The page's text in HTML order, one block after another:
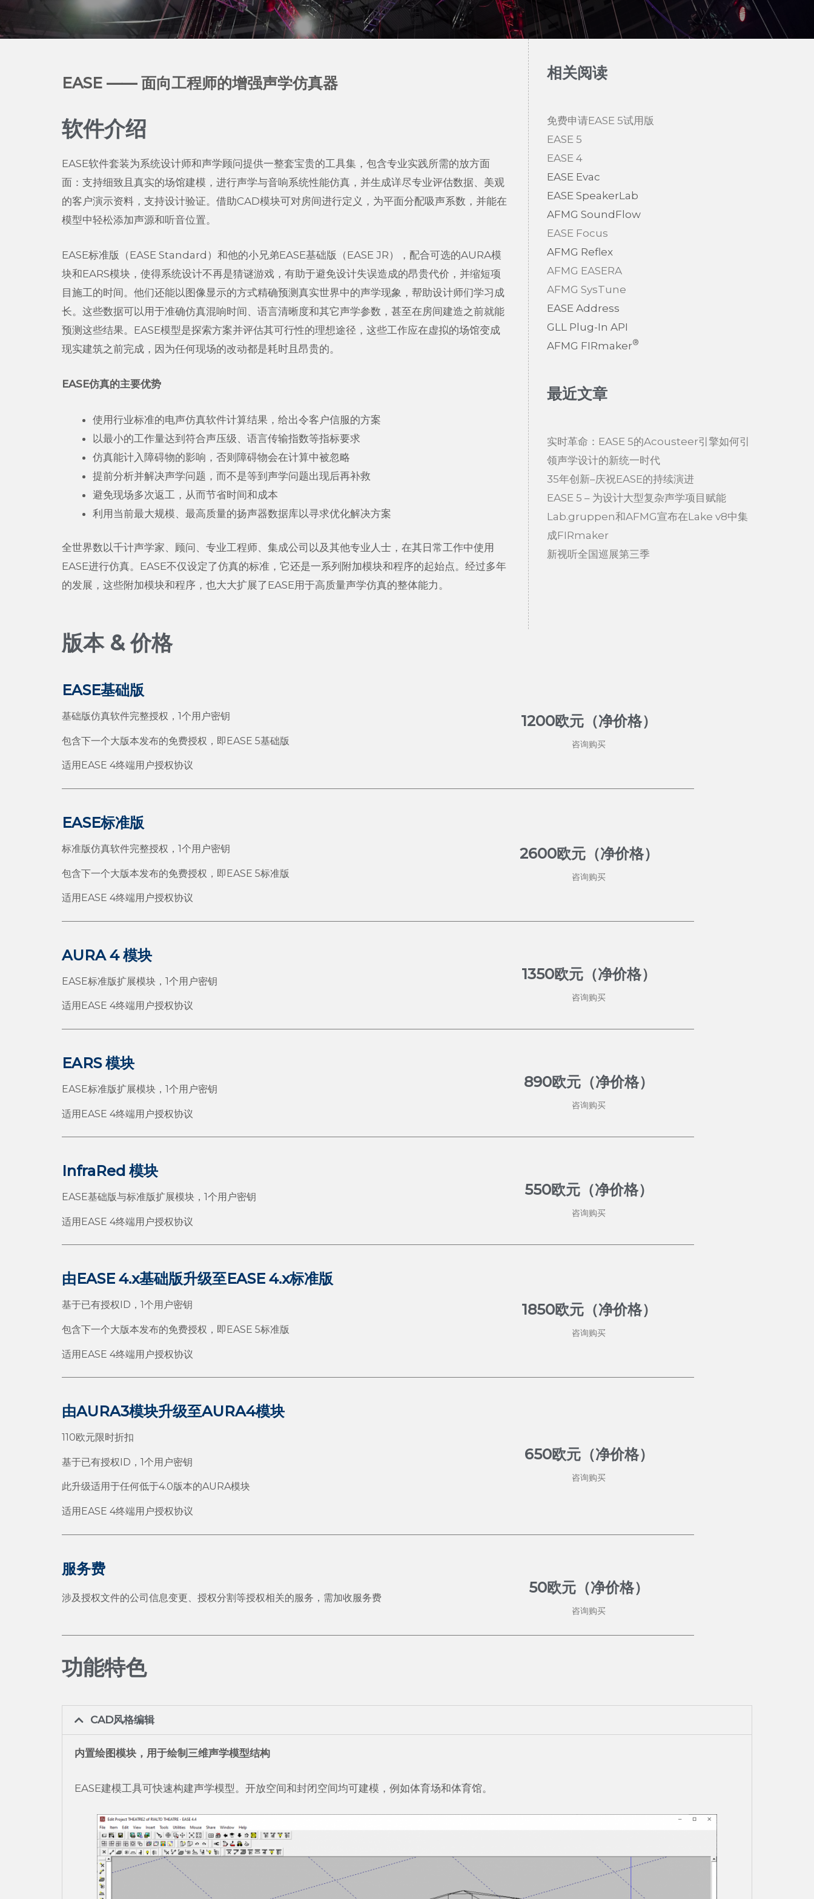
EASE —— 面向工程师的增强声学仿真器
软件介绍
EASE软件套装为系统设计师和声学顾问提供一整套宝贵的工具集，包含专业实践所需的放方面
面：支持细致且真实的场馆建模，进行声学与音响系统性能仿真，并生成详尽专业评估数据、美观
的客户演示资料，支持设计验证。借助CAD模块可对房间进行定义，为平面分配吸声系数，并能在
模型中轻松添加声源和听音位置。
EASE标准版（EASE Standard）和他的小兄弟EASE基础版（EASE JR），配合可选的AURA模
块和EARS模块，使得系统设计不再是猜谜游戏，有助于避免设计失误造成的昂贵代价，并缩短项
目施工的时间。他们还能以图像显示的方式精确预测真实世界中的声学现象，帮助设计师们学习成
长。这些数据可以用于准确仿真混响时间、语言清晰度和其它声学参数，甚至在房间建造之前就能
预测这些结果。EASE模型是探索方案并评估其可行性的理想途径，这些工作应在虚拟的场馆变成
现实建筑之前完成，因为任何现场的改动都是耗时且昂贵的。
EASE仿真的主要优势
使用行业标准的电声仿真软件计算结果，给出令客户信服的方案
以最小的工作量达到符合声压级、语言传输指数等指标要求
仿真能计入障碍物的影响，否则障碍物会在计算中被忽略
提前分析并解决声学问题，而不是等到声学问题出现后再补救
避免现场多次返工，从而节省时间和成本
利用当前最大规模、最高质量的扬声器数据库以寻求优化解决方案
全世界数以千计声学家、顾问、专业工程师、集成公司以及其他专业人士，在其日常工作中使用
EASE进行仿真。EASE不仅设定了仿真的标准，它还是一系列附加模块和程序的起始点。经过多年
的发展，这些附加模块和程序，也大大扩展了EASE用于高质量声学仿真的整体能力。
相关阅读
免费申请EASE 5试用版
EASE 5
EASE 4
EASE Evac
EASE SpeakerLab
AFMG SoundFlow
EASE Focus
AFMG Reflex
AFMG EASERA
AFMG SysTune
EASE Address
GLL Plug-In API
AFMG FIRmaker®
最近文章
实时革命：EASE 5的Acousteer引擎如何引
领声学设计的新统一时代
35年创新–庆祝EASE的持续演进
EASE 5 – 为设计大型复杂声学项目赋能
Lab.gruppen和AFMG宣布在Lake v8中集
成FIRmaker
新视听全国巡展第三季​​
版本 & 价格
EASE基础版
基础版仿真软件完整授权，1个用户密钥
包含下一个大版本发布的免费授权，即EASE 5基础版
适用EASE 4终端用户授权协议
1200欧元（净价格）
咨询购买
EASE标准版
标准版仿真软件完整授权，1个用户密钥
包含下一个大版本发布的免费授权，即EASE 5标准版
适用EASE 4终端用户授权协议
2600欧元（净价格）
咨询购买
AURA 4 模块
EASE标准版扩展模块，1个用户密钥
适用EASE 4终端用户授权协议
1350欧元（净价格）
咨询购买
EARS 模块
EASE标准版扩展模块，1个用户密钥
适用EASE 4终端用户授权协议
890欧元（净价格）
咨询购买
InfraRed 模块
EASE基础版与标准版扩展模块，1个用户密钥
适用EASE 4终端用户授权协议
550欧元（净价格）
咨询购买
由EASE 4.x基础版升级至EASE 4.x标准版
基于已有授权ID，1个用户密钥
包含下一个大版本发布的免费授权，即EASE 5标准版
适用EASE 4终端用户授权协议
1850欧元（净价格）
咨询购买
由AURA3模块升级至AURA4模块
110欧元限时折扣
基于已有授权ID，1个用户密钥
此升级适用于任何低于4.0版本的AURA模块
适用EASE 4终端用户授权协议
650欧元（净价格）
咨询购买
服务费
涉及授权文件的公司信息变更、授权分割等授权相关的服务，需加收服务费
50欧元（净价格）
咨询购买
功能特色
CAD风格编辑
内置绘图模块，用于绘制三维声学模型结构
EASE建模工具可快速构建声学模型。开放空间和封闭空间均可建模，例如体育场和体育馆。